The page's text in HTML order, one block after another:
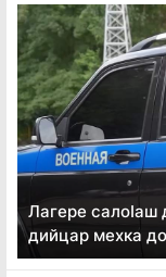
Лагере салоӏаш
дийцар мехка